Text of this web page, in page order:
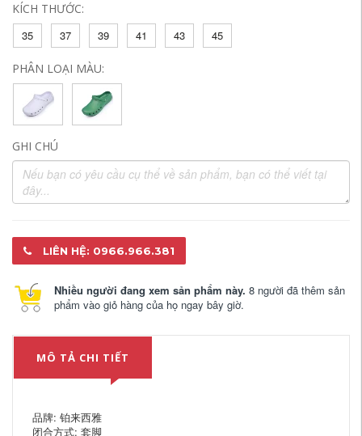
KÍCH THƯỚC:
35
37 39 41 43 45
PHÂN LOẠI MÀU:
GHI CHÚ
LIÊN HỆ: 0966.966.381
Nhiều người đang xem sản phẩm này. 8 người đã thêm sản
phẩm vào giỏ hàng của họ ngay bây giờ.
MÔ TẢ CHI TIẾT
品牌: 铂来西雅
闭合方式: 套脚